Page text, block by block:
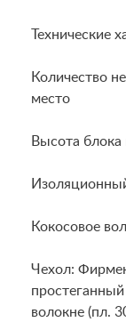
Технические
Количество
место
Высота
Кокосовое
Чехол:
волокне (пл.